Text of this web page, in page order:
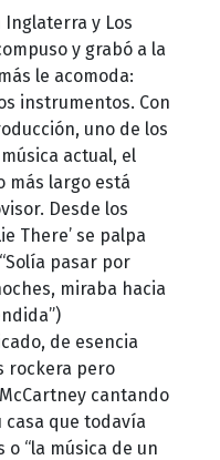
y Los
y grabó a la
le acomoda:
instrumentos. Con
uno de los
actual, el
más largo está
Desde los
There’ se palpa
pasar por
miraba hacia
de esencia
rockera pero
cantando
que todavía
“la música de un